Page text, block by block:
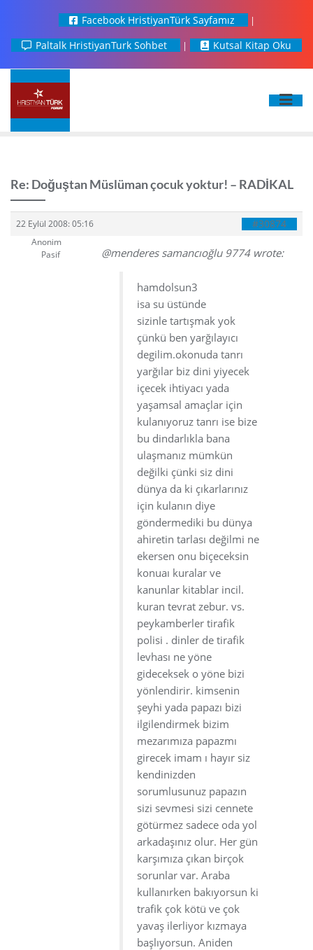
Facebook HristiyanTürk Sayfamız
Paltalk HristiyanTurk Sohbet
Kutsal Kitap Oku
Re: Doğuştan Müslüman çocuk yoktur! – RADİKAL
22 Eylül 2008: 05:16 #30874
Anonim
Pasif
@menderes samancıoğlu 9774 wrote:
hamdolsun3
isa su üstünde
sizinle tartışmak yok
çünkü ben yarğılayıcı
degilim.okonuda tanrı
yarğılar biz dini yiyecek
içecek ihtiyacı yada
yaşamsal amaçlar için
kulanıyoruz tanrı ise bize
bu dindarlıkla bana
ulaşmanız mümkün
değilki çünki siz dini
dünya da ki çıkarlarınız
için kulanın diye
göndermediki bu dünya
ahiretin tarlası değilmi ne
ekersen onu biçeceksin
konuaı kuralar ve
kanunlar kitablar incil.
kuran tevrat zebur. vs.
peykamberler tirafik
polisi . dinler de tirafik
levhası ne yöne
gideceksek o yöne bizi
yönlendirir. kimsenin
şeyhi yada papazı bizi
ilgilendirmek bizim
mezarımıza papazmı
girecek imam ı hayır siz
kendinizden
sorumlusunuz papazın
sizi sevmesi sizi cennete
götürmez sadece oda yol
arkadaşınız olur. Her gün
karşımıza çıkan birçok
sorunlar var. Araba
kullanırken bakıyorsun ki
trafik çok kötü ve çok
yavaş ilerliyor kızmaya
başlıyorsun. Aniden